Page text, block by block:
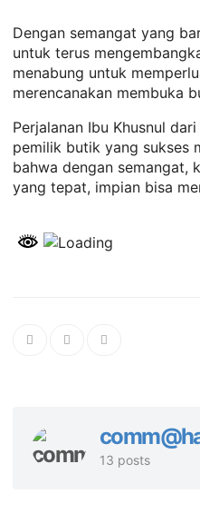
Dengan semangat yang
untuk terus
menabung untuk
merencanakan membuka
Perjalanan Ibu Khusnul dari
pemilik butik yang sukses
bahwa dengan semangat,
yang tepat, impian bisa
13 posts